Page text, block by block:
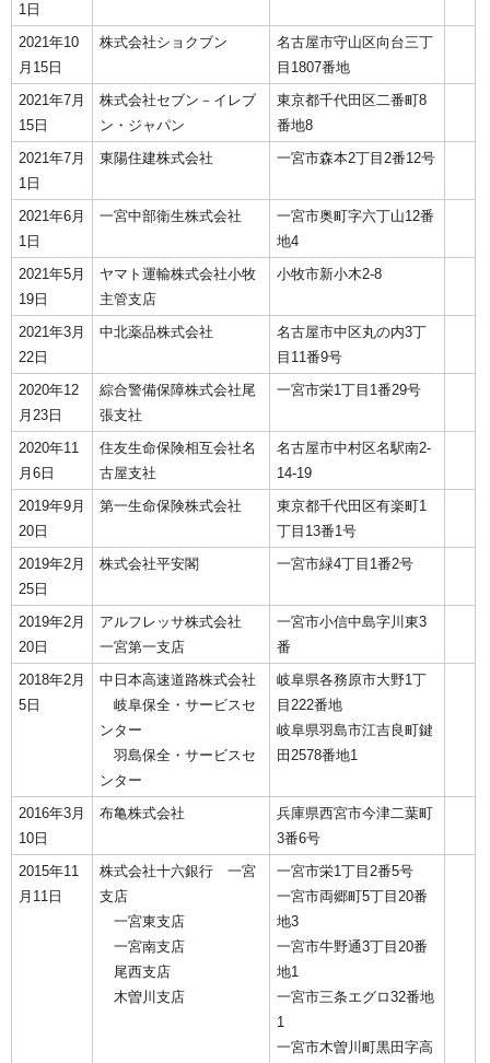
1日
2021年10
月15日
株式会社ショクブン
名古屋市守山区向台三丁
目1807番地
2021年7月
15日
株式会社セブン－イレブ
ン・ジャパン
東京都千代田区二番町8
番地8
2021年7月
1日
東陽住建株式会社 一宮市森本2丁目2番12号
2021年6月
1日
一宮中部衛生株式会社
一宮市奥町字六丁山12番
地4
2021年5月
19日
ヤマト運輸株式会社小牧
主管支店
小牧市新小木2-8
2021年3月
22日
中北薬品株式会社
名古屋市中区丸の内3丁
目11番9号
2020年12
月23日
綜合警備保障株式会社尾
張支社
一宮市栄1丁目1番29号
2020年11
月6日
住友生命保険相互会社名
古屋支社
名古屋市中村区名駅南2-
14-19
2019年9月
20日
第一生命保険株式会社
東京都千代田区有楽町1
丁目13番1号
2019年2月
25日
株式会社平安閣 一宮市緑4丁目1番2号
2019年2月
20日
アルフレッサ株式会社
一宮第一支店
一宮市小信中島字川東3
番
2018年2月
5日
中日本高速道路株式会社
岐阜保全・サービスセ
ンター
羽島保全・サービスセ
ンター
岐阜県各務原市大野1丁
目222番地
岐阜県羽島市江吉良町鍵
田2578番地1
2016年3月
10日
布亀株式会社
兵庫県西宮市今津二葉町
3番6号
2015年11
月11日
株式会社十六銀行 一宮
支店
一宮東支店
一宮南支店
尾西支店
木曽川支店
一宮市栄1丁目2番5号
一宮市両郷町5丁目20番
地3
一宮市牛野通3丁目20番
地1
一宮市三条エグロ32番地
1
一宮市木曽川町黒田字高